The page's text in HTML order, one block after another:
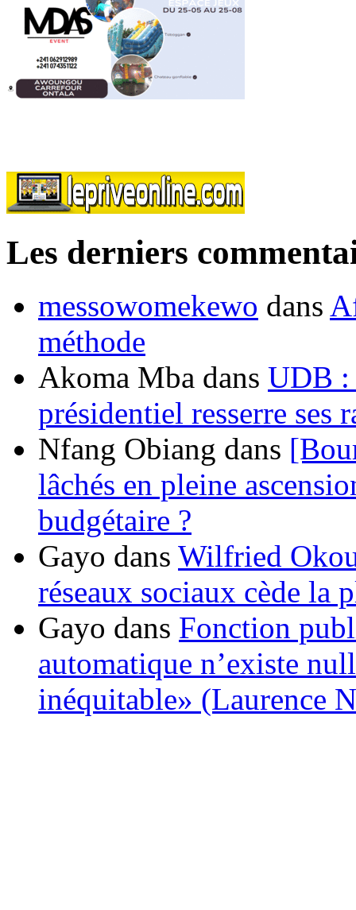
Les derniers
messowomekewo dans
méthode
Akoma Mba dans UDB :
présidentiel resserre ses
Nfang Obiang dans
lâchés en pleine
budgétaire ?
Gayo dans Wilfried
réseaux sociaux cède la
Gayo dans Fonction
automatique n’existe
inéquitable» (Laurence